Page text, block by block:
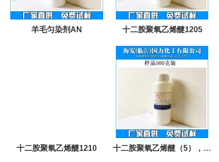
羊毛匀染剂AN 十二胺聚氧乙烯醚1205
十二胺聚氧乙烯醚1210 十二胺聚氧乙烯醚（5），添